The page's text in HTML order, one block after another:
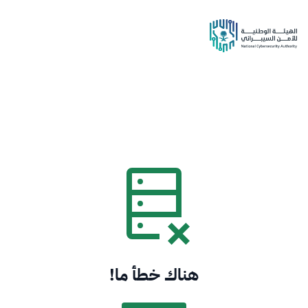
هناك خطأ ما!